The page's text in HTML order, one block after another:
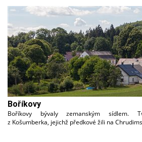
Boříkovy
Boříkovy bývaly zemanským sídlem.
z Košumberka, jejichž předkové žili na